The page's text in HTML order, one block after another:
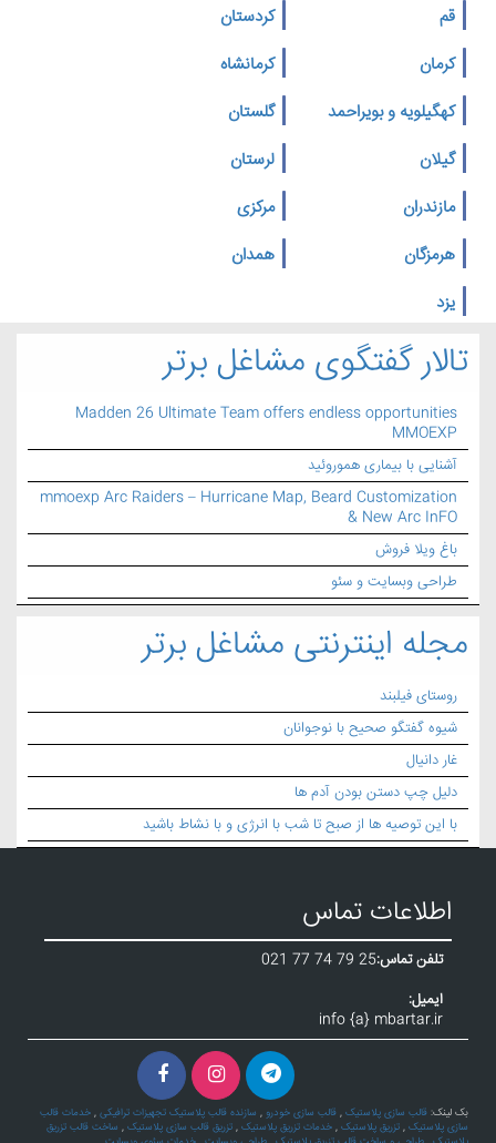
قم
کردستان
کرمان
کرمانشاه
کهگیلویه و بویراحمد
گلستان
گیلان
لرستان
مازندران
مرکزی
هرمزگان
همدان
یزد
تالار گفتگوی مشاغل برتر
Madden 26 Ultimate Team offers endless opportunities
MMOEXP
آشنایی با بیماری هموروئید
mmoexp Arc Raiders – Hurricane Map, Beard Customization
& New Arc InFO
باغ ویلا فروش
طراحی وبسایت و سئو
مجله اینترنتی مشاغل برتر
روستای فیلبند
شیوه گفتگو صحیح با نوجوانان
غار دانیال
دلیل چپ دستن بودن آدم ها
با این توصیه ها از صبح تا شب با انرژی و با نشاط باشید
اطلاعات تماس
تلفن تماس:021 77 74 79 25
ایمیل:
info {a} mbartar.ir
بک لینک: قالب سازی پلاستیک , قالب سازی خودرو , سازنده قالب پلاستیک تجهیزات ترافیکی , خدمات قالب
سازی پلاستیک , تزریق پلاستیک , خدمات تزریق پلاستیک , تزریق قالب سازی پلاستیک , ساخت قالب تزریق